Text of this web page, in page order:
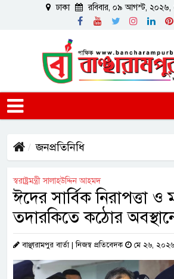
ঢাকা রবিবার, ০৯ আগস্ট, ২০২৬,
জনপ্রতিনিধি
স্বরাষ্ট্রমন্ত্রী সালাহউদ্দিন আহমদ
ঈদের সার্বিক নিরাপত্তা
তদারকিতে কঠোর
বাঞ্ছারামপুর বার্তা | নিজস্ব প্রতিবেদক মে ২৬,